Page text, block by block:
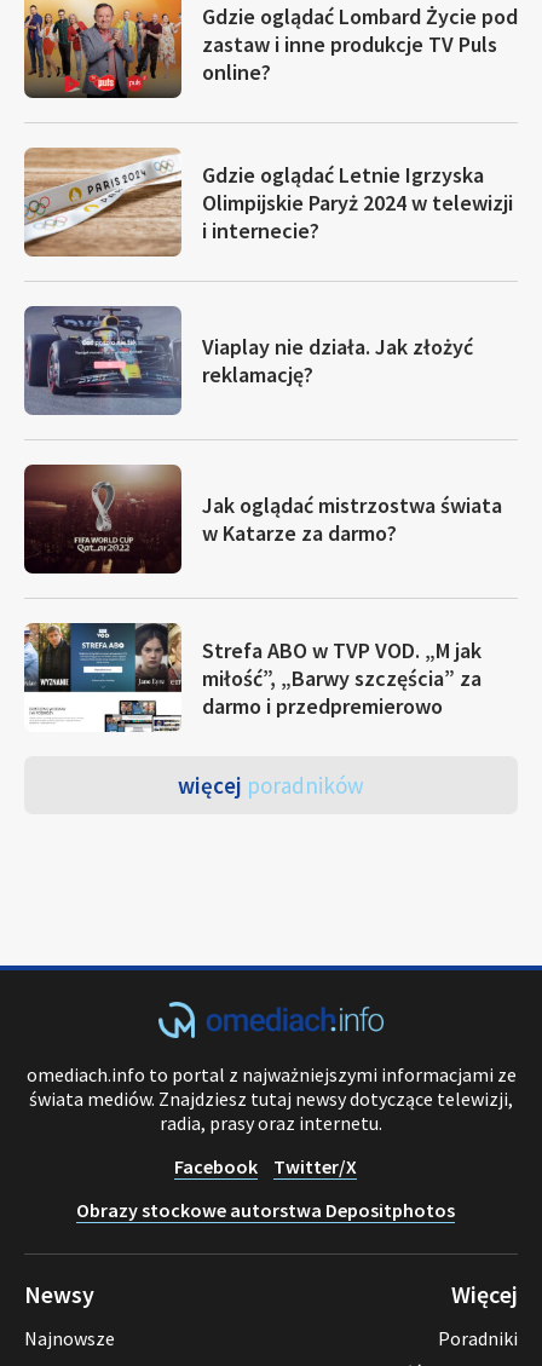
Gdzie oglądać Lombard Życie pod
zastaw i inne produkcje TV Puls
online?
Gdzie oglądać Letnie Igrzyska
Olimpijskie Paryż 2024 w telewizji
i internecie?
Viaplay nie działa. Jak złożyć
reklamację?
Jak oglądać mistrzostwa świata
w Katarze za darmo?
Strefa ABO w TVP VOD. „M jak
miłość”, „Barwy szczęścia” za
darmo i przedpremierowo
więcej poradników
omediach.info to portal z najważniejszymi informacjami ze
świata mediów. Znajdziesz tutaj newsy dotyczące telewizji,
radia, prasy oraz internetu.
Facebook
Twitter/X
Obrazy stockowe autorstwa Depositphotos
Newsy
Najnowsze
Więcej
Poradniki